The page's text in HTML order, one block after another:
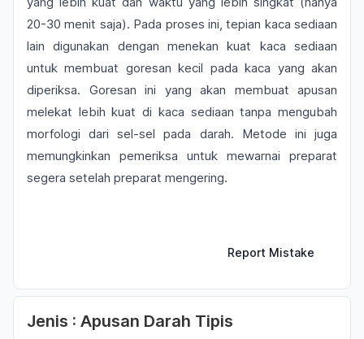
20-30 menit saja). Pada proses ini, tepian kaca sediaan
lain digunakan dengan menekan kuat kaca sediaan
untuk membuat goresan kecil pada kaca yang akan
diperiksa. Goresan ini yang akan membuat apusan
melekat lebih kuat di kaca sediaan tanpa mengubah
morfologi dari sel-sel pada darah. Metode ini juga
memungkinkan pemeriksa untuk mewarnai preparat
segera setelah preparat mengering.
Report Mistake
Jenis : Apusan Darah Tipis